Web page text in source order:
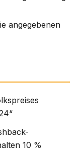
angegebenen
10 %